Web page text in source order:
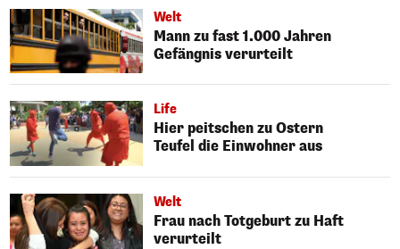
Welt
Mann zu fast 1.000 Jahren
Gefängnis verurteilt
Life
Hier peitschen zu Ostern
Teufel die Einwohner aus
Welt
Frau nach Totgeburt zu Haft
verurteilt